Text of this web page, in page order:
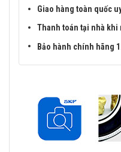
Giao hàng toàn quốc
Thanh toán tại nhà khi
Bảo hành chính hãng